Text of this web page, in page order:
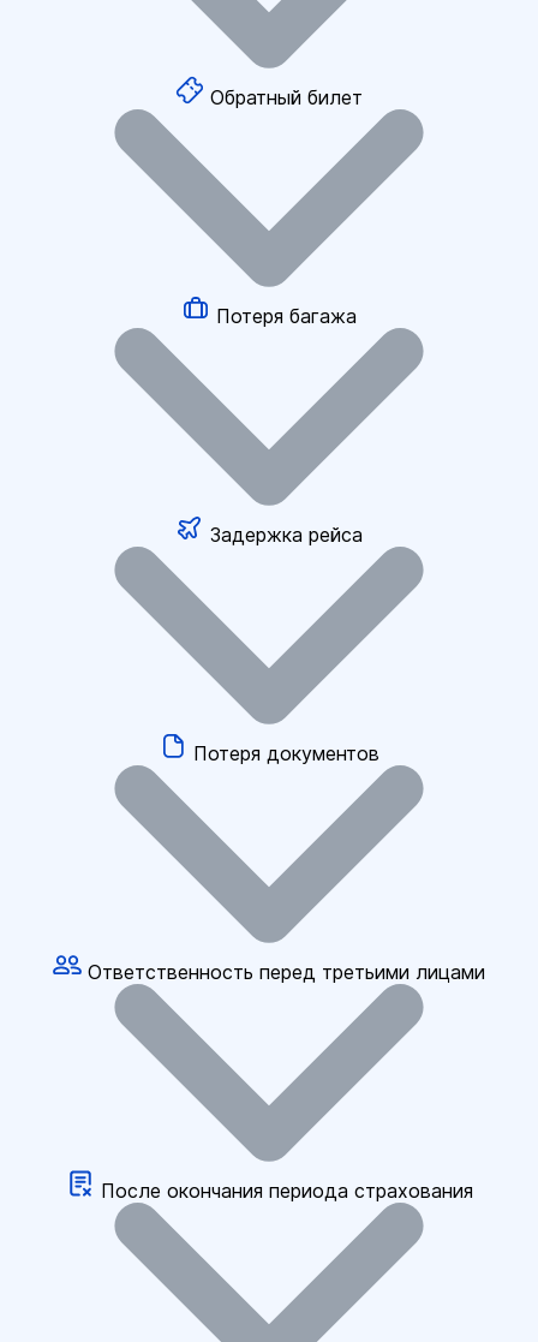
Обратный билет
Потеря багажа
Задержка рейса
Потеря документов
Ответственность перед третьими лицами
После окончания периода страхования